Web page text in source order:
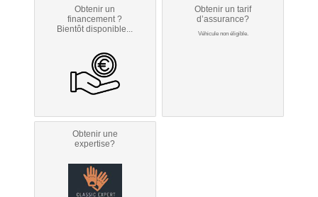
Obtenir un
financement ?
Bientôt disponible...
Obtenir un tarif
d’assurance?
Véhicule non éligible.
Obtenir une
expertise?